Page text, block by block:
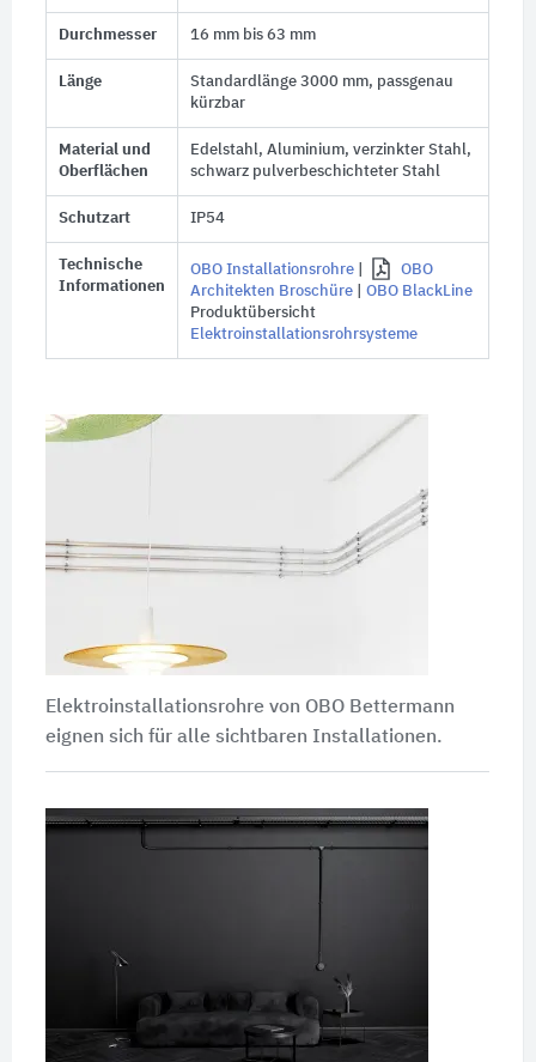
Durchmesser 16 mm bis 63 mm
Länge
Standardlänge 3000 mm, passgenau
kürzbar
Material und
Oberflächen
Edelstahl, Aluminium, verzinkter Stahl,
schwarz pulverbeschichteter Stahl
Schutzart IP54
Technische
Informationen
OBO Installationsrohre|
OBO
Architekten Broschüre| OBO BlackLine
Produktübersicht
Elektroinstallationsrohrsysteme
Elektroinstallationsrohre von OBO Bettermann
eignen sich für alle sichtbaren Installationen.